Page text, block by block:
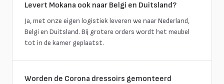
Levert Mokana ook naar Belgi en Duitsland?
Ja, met onze eigen logistiek leveren we naar Nederland,
Belgi en Duitsland. Bij grotere orders wordt het meubel
tot in de kamer geplaatst.
Worden de Corona dressoirs gemonteerd